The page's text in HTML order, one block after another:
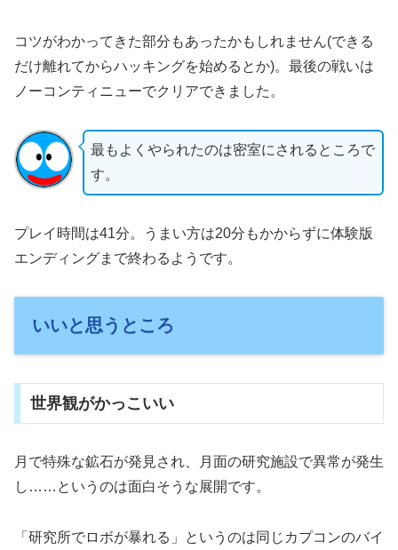
コツがわかってきた部分もあったかもしれません(できる
だけ離れてからハッキングを始めるとか)。最後の戦いは
ノーコンティニューでクリアできました。
最もよくやられたのは密室にされるところで
す。
プレイ時間は41分。うまい方は20分もかからずに体験版
エンディングまで終わるようです。
いいと思うところ
世界観がかっこいい
月で特殊な鉱石が発見され、月面の研究施設で異常が発生
し……というのは面白そうな展開です。
「研究所でロボが暴れる」というのは同じカプコンのバイ